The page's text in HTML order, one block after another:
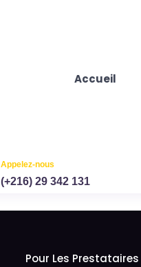
Accueil
Appelez-nous
(+216) 29 342 131
Pour Les Prestataires